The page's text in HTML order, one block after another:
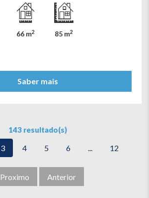
66 m2 85 m2
Saber mais
143 resultado(s)
Anterior
3 4 5 6 ... 12
Proximo